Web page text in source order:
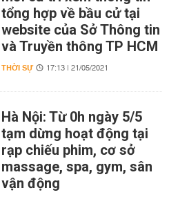
tổng hợp về bầu cử tại
website của Sở Thông tin
và Truyền thông TP HCM
THỜI SỰ 17:13 | 21/05/2021
Hà Nội: Từ 0h ngày 5/5
tạm dừng hoạt động tại
rạp chiếu phim, cơ sở
massage, spa, gym, sân
vận động